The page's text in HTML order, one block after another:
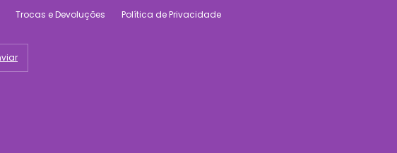
Trocas e Devoluções Política de Privacidade